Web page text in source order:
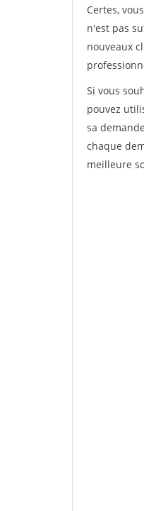
Certes,
n'est pas
nouveaux
Si vous
pouvez
sa
chaque
meilleure